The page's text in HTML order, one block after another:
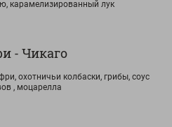
карамелизированный лук
- Чикаго
охотничьи колбаски, грибы, соус
, моцарелла